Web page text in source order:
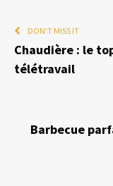
DON'T MISS IT
Chaudière : le
télétravail
Barbecue